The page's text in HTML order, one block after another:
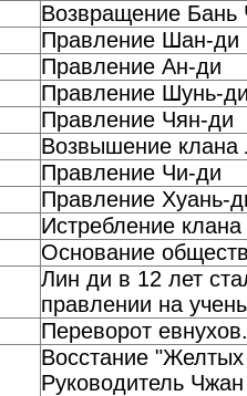
Возвращение Бань
Правление Шан-ди
Правление Ан-ди
Правление Шунь-
Правление Чян-ди
Возвышение клана
Правление Чи-ди
Правление Хуань-
Истребление
Основание
Лин ди в 12 лет
правлении на
Переворот
Восстание "Желтых
Руководитель